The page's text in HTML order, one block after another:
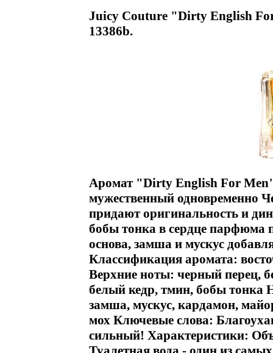
Juicy Couture "Dirty English
13386b.
Аромат "Dirty English For
мужественный одновременно
придают оригинальность и
бобы тонка в сердце парфюма
основа, замша и мускус
Классификация аромата:
Верхние ноты: черный перец,
белый кедр, тмин, бобы тонка
замша, мускус, кардамон,
мох Ключевые слова:
сильный! Характеристики: